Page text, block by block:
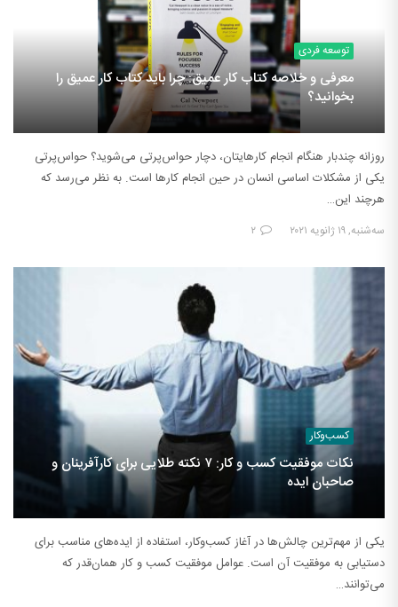
توسعه فردی
معرفی و خلاصه کتاب کار عمیق: چرا باید کتاب کار عمیق را
بخوانید؟
روزانه چندبار هنگام انجام کارهایتان، دچار حواس‌پرتی می‌شوید؟ حواس‌پرتی
یکی از مشکلات اساسی انسان در حین انجام کارها است. به نظر می‌رسد که
هرچند این…
سه‌شنبه, ۱۹ ژانویه ۲۰۲۱ ۲
کسب‌وکار
نکات موفقیت کسب و کار: ۷ نکته طلایی برای کارآفرینان و
صاحبان ایده
یکی از مهم‌ترین چالش‌ها در آغاز کسب‌وکار، استفاده از ایده‌های مناسب برای
دستیابی به موفقیت آن است. عوامل موفقیت کسب و کار همان‌قدر که
می‌توانند…